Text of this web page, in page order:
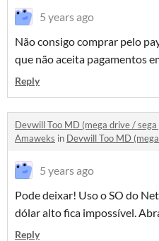
5 years ago
Não consigo comprar pelo
que não aceita pagamentos
Reply
Devwill Too MD (mega drive /
Amaweks in Devwill Too MD
5 years ago
Pode deixar! Uso o SO do
dólar alto fica impossível.
Reply